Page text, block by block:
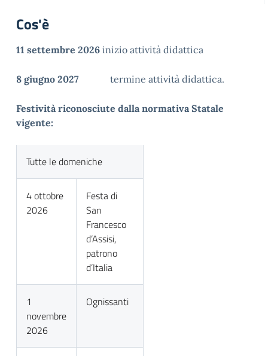
Cos'è
11 settembre 2026 inizio attività didattica
8 giugno 2027 termine attività didattica.
Festività riconosciute dalla normativa Statale
vigente:
Tutte le domeniche
4 ottobre
2026
Festa di
San
Francesco
d’Assisi,
patrono
d’Italia
1
novembre
2026
Ognissanti